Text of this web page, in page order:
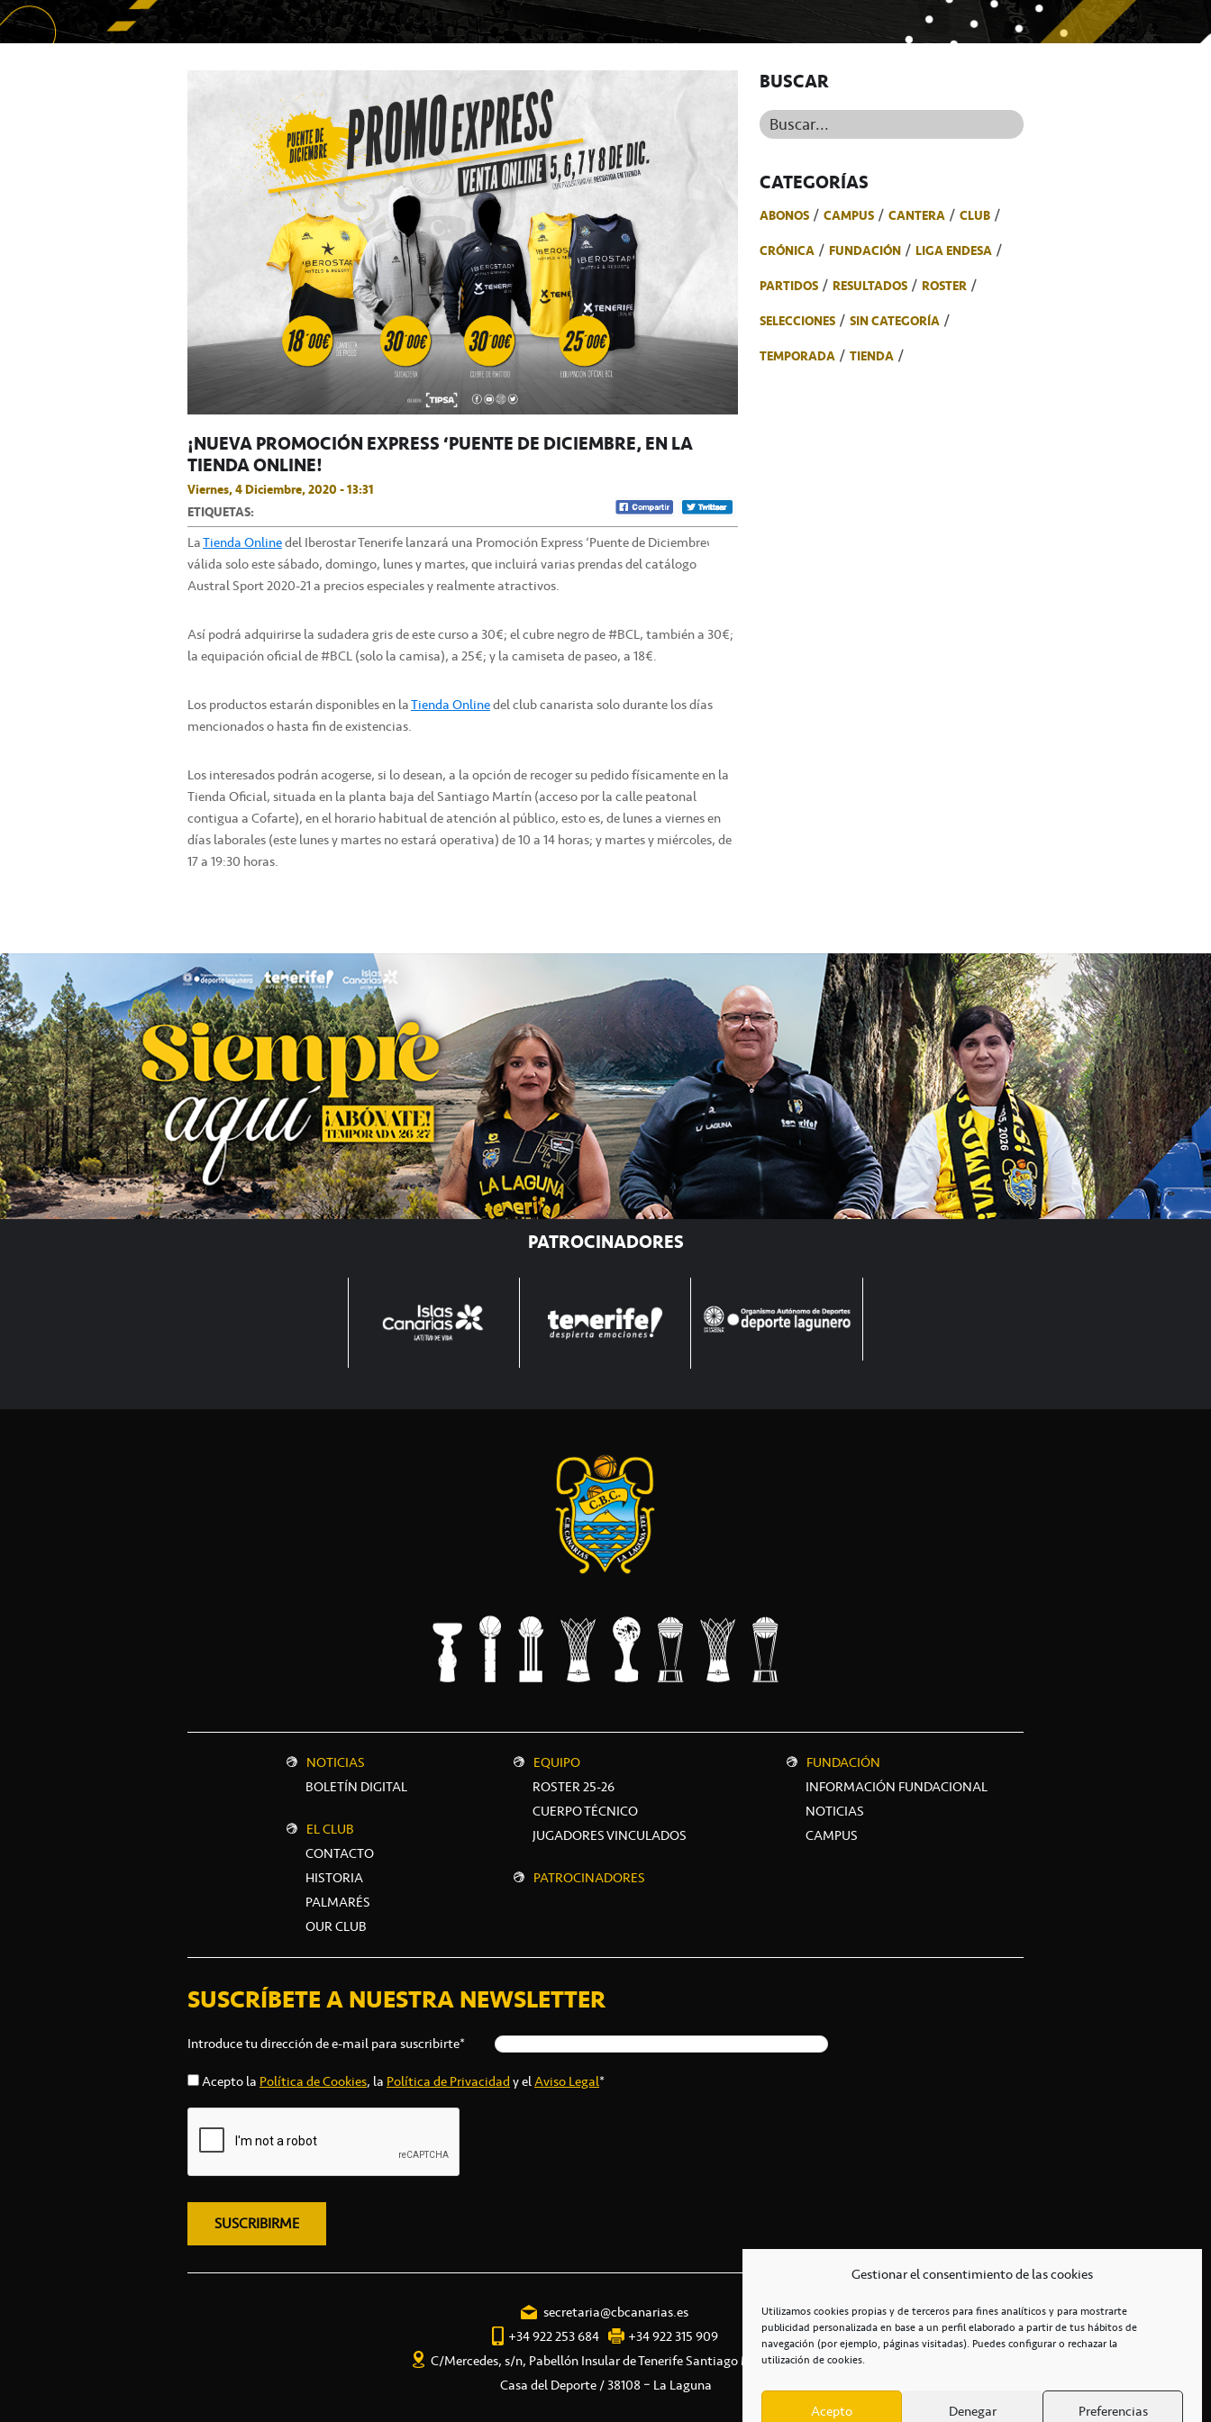
Gestionar el consentimiento de las cookies
Utilizamos cookies propias y de terceros para fines analíticos y para mostrarte
publicidad personalizada en base a un perfil elaborado a partir de tus hábitos de
navegación (por ejemplo, páginas visitadas). Puedes configurar o rechazar la
utilización de cookies.
Acepto Denegar Preferencias
¡NUEVA PROMOCIÓN EXPRESS ‘PUENTE DE DICIEMBRE’ EN LA
TIENDA ONLINE!
Viernes, 4 Diciembre, 2020 - 13:31
ETIQUETAS:
LaTienda Onlinedel Iberostar Tenerife lanzará una Promoción Express ‘Puente de Diciembre’
válida solo este sábado, domingo, lunes y martes, que incluirá varias prendas del catálogo
Austral Sport 2020-21 a precios especiales y realmente atractivos.
Así podrá adquirirse la sudadera gris de este curso a 30€; el cubre negro de #BCL, también a 30€;
la equipación oficial de #BCL (solo la camisa), a 25€; y la camiseta de paseo, a 18€.
Los productos estarán disponibles en laTienda Onlinedel club canarista solo durante los días
mencionados o hasta fin de existencias.
Los interesados podrán acogerse, si lo desean, a la opción de recoger su pedido físicamente en la
Tienda Oficial, situada en la planta baja del Santiago Martín (acceso por la calle peatonal
contigua a Cofarte), en el horario habitual de atención al público, esto es, de lunes a viernes en
días laborales (este lunes y martes no estará operativa) de 10 a 14 horas; y martes y miércoles, de
17 a 19:30 horas.
BUSCAR
Buscar...
CATEGORÍAS
ABONOS CAMPUS CANTERA
CLUB
CRÓNICA
FUNDACIÓN
LIGA ENDESA
PARTIDOS
RESULTADOS
ROSTER
SELECCIONES
SIN CATEGORÍA
TEMPORADA
TIENDA
PATROCINADORES
NOTICIAS
BOLETÍN DIGITAL
EL CLUB
CONTACTO
HISTORIA
PALMARÉS
OUR CLUB
EQUIPO
ROSTER 25-26
CUERPO TÉCNICO
JUGADORES VINCULADOS
PATROCINADORES
FUNDACIÓN
INFORMACIÓN FUNDACIONAL
NOTICIAS
CAMPUS
SUSCRÍBETE A NUESTRA NEWSLETTER
Introduce tu dirección de e-mail para suscribirte*
Acepto laPolítica de Cookies, laPolítica de Privacidady elAviso Legal*
secretaria@cbcanarias.es
+34 922 253 684
+34 922 315 909
C/Mercedes, s/n, Pabellón Insular de Tenerife Santiago Martín
Casa del Deporte / 38108 – La Laguna